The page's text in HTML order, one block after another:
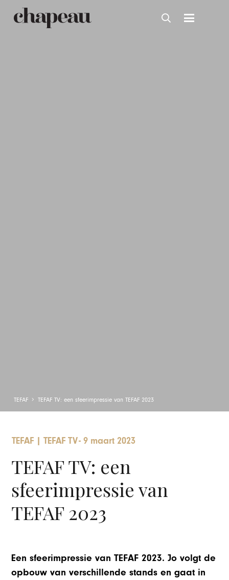
TEFAF TEFAF TV: een sfeerimpressie van TEFAF 2023
TEFAF TEFAF TV-9 maart 2023
TEFAF TV: een
sfeerimpressie van
TEFAF 2023
Een sfeerimpressie van TEFAF 2023. Jo volgt de
opbouw van verschillende stands en gaat in